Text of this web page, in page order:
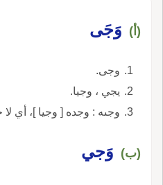
(أ) وَجَى
وجى.
يجي ، وجيا.
وجىه : وجده [ وجيا ]، أي لا
(ب) وَجي